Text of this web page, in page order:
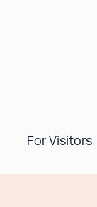
For Visitors